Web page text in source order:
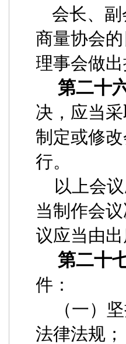
会长、
商量协会
理事会做
第二十
决，应当
制定或修
行。
以上会
当制作会
议应当由
第二十
件：
（一）
法律法规；